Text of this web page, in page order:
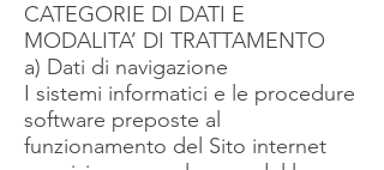
CATEGORIE DI DATI E
MODALITA’ DI TRATTAMENTO
a) Dati di navigazione
I sistemi informatici e le procedure
software preposte al
funzionamento del Sito internet